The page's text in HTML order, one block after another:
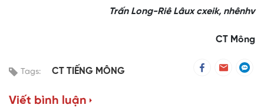
Trấn Long-Riê Lâux cxeik, nhênhv
CT Mông
Tags: CT TIẾNG MÔNG
Viết bình luận